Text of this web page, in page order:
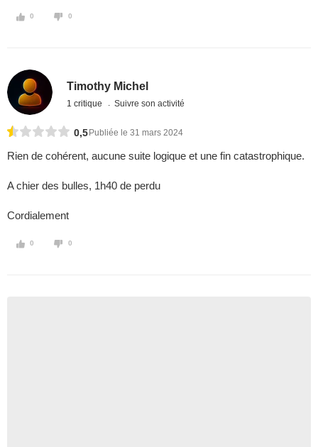
0 0
Timothy Michel
1 critique Suivre son activité
0,5 Publiée le 31 mars 2024
Rien de cohérent, aucune suite logique et une fin catastrophique.
A chier des bulles, 1h40 de perdu
Cordialement
0 0